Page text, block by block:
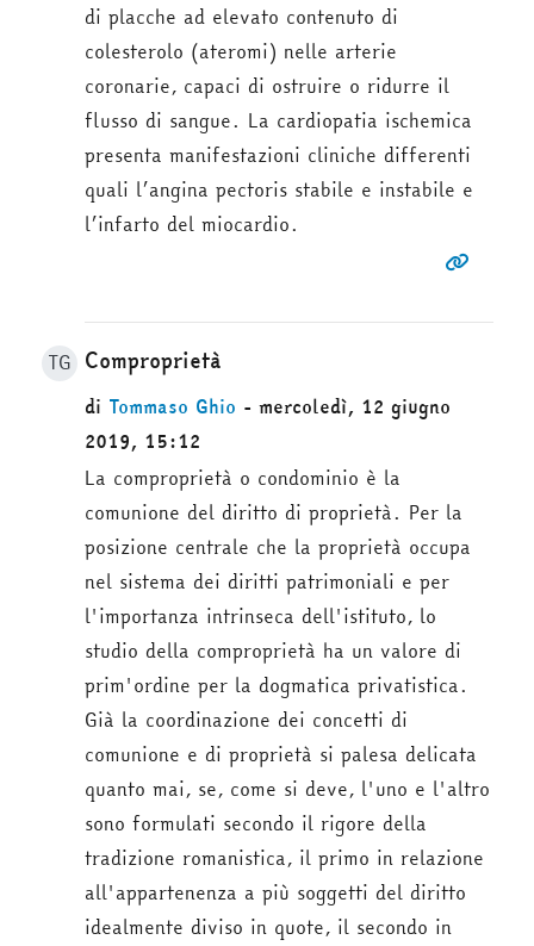
di placche ad elevato contenuto di
colesterolo (ateromi) nelle arterie
coronarie, capaci di ostruire o ridurre il
flusso di sangue. La cardiopatia ischemica
presenta manifestazioni cliniche differenti
quali l’angina pectoris stabile e instabile e
l’infarto del miocardio.
TG Comproprietà
di Tommaso Ghio - mercoledì, 12 giugno
2019, 15:12
La comproprietà o condominio è la
comunione del diritto di proprietà. Per la
posizione centrale che la proprietà occupa
nel sistema dei diritti patrimoniali e per
l'importanza intrinseca dell'istituto, lo
studio della comproprietà ha un valore di
prim'ordine per la dogmatica privatistica.
Già la coordinazione dei concetti di
comunione e di proprietà si palesa delicata
quanto mai, se, come si deve, l'uno e l'altro
sono formulati secondo il rigore della
tradizione romanistica, il primo in relazione
all'appartenenza a più soggetti del diritto
idealmente diviso in quote, il secondo in